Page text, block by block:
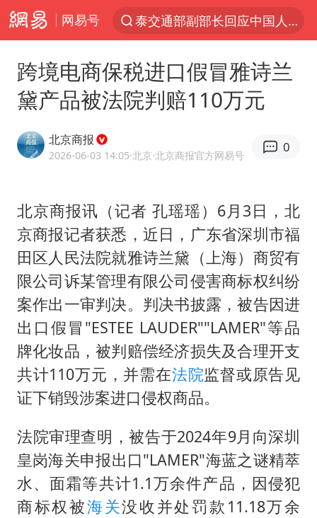
网易号
泰交通部副部长回应中国人遭歧视手势
改名后的“青海拉面”店
女子开一天一夜空调后二氧化碳中毒
“空调24小时开着更省电”不实
“不建议大家买深色蛋糕”
台风白海豚逼近 暴雨大暴雨来袭
谁是宇树科技背后赢家
985博士后被曝在妻子孕期出轨后续
公司“上四休三”但要降薪1000元
47岁妈妈突然产女 26岁女儿：很震惊
OpenAI为免费用户升级GPT-5.6 Luna
男子杀人后逃进深山21年活得像野人
“中国蔬菜之乡”最高温达41.8℃
如何把百年大党建设得更加坚强有力？
跨境电商保税进口假冒雅诗兰
黛产品被法院判赔110万元
北京商报
2026-06-03 14:05·北京·北京商报官方网易号
0
北京商报讯（记者 孔瑶瑶）6月3日，北
京商报记者获悉，近日，广东省深圳市福
田区人民法院就雅诗兰黛（上海）商贸有
限公司诉某管理有限公司侵害商标权纠纷
案作出一审判决。判决书披露，被告因进
出口假冒"ESTEE LAUDER""LAMER"等品
牌化妆品，被判赔偿经济损失及合理开支
共计110万元，并需在法院监督或原告见
证下销毁涉案进口侵权商品。
法院审理查明，被告于2024年9月向深圳
皇岗海关申报出口"LAMER"海蓝之谜精萃
水、面霜等共计1.1万余件产品，因侵犯
商标权被海关没收并处罚款11.18万余